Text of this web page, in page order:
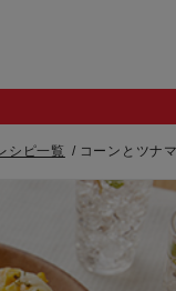
シピ一覧 コーンとツナ